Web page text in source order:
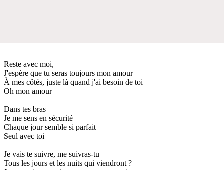
Reste avec moi,
J'espère que tu seras toujours mon amour
À mes côtés, juste là quand j'ai besoin de toi
Oh mon amour
Dans tes bras
Je me sens en sécurité
Chaque jour semble si parfait
Seul avec toi
Je vais te suivre, me suivras-tu
Tous les jours et les nuits qui viendront ?